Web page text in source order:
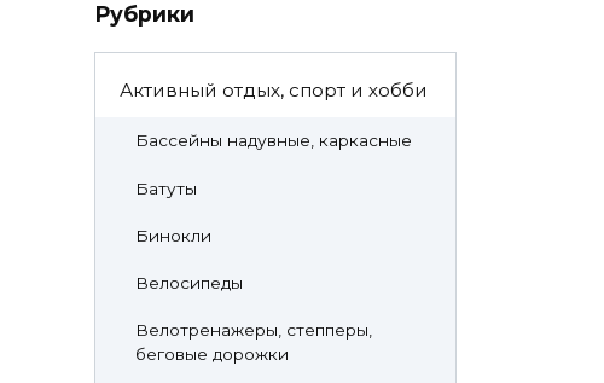
Рубрики
Активный отдых, спорт и хобби
Бассейны надувные, каркасные
Батуты
Бинокли
Велосипеды
Велотренажеры, степперы,
беговые дорожки